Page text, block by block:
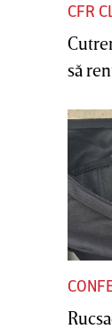
CFR
să